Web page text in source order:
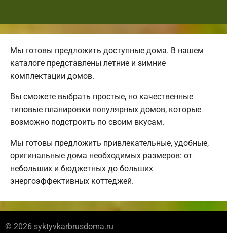
Мы готовы предложить доступные дома. В нашем
каталоге представлены летние и зимние
комплектации домов.
Вы сможете выбрать простые, но качественные
типовые планировки популярных домов, которые
возможно подстроить по своим вкусам.
Мы готовы предложить привлекательные, удобные,
оригинальные дома необходимых размеров: от
небольших и бюджетных до больших
энергоэффективных коттеджей.
© 2026 syktyvkarbrusdoma.ru